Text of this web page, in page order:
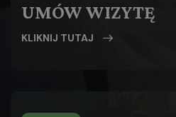
UMÓW WIZYTĘ
KLIKNIJ TUTAJ